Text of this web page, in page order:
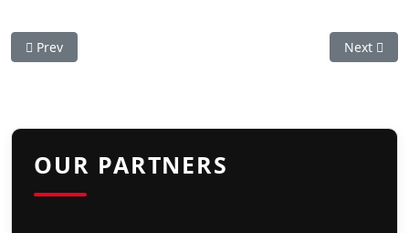
Previous article: Sieben Siege in Folge: Stuttgart Reds
Prev Next
Next
OUR PARTNERS